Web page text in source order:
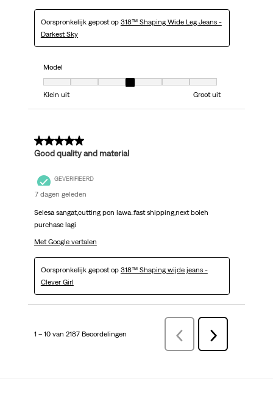
Oorspronkelijk gepost op 318™ Shaping Wide Leg Jeans -
Darkest Sky
Model
Model, 4 van 7, waarbij 1 gelijk is aan Klein uit en 7 gelijk is aan Groot uit
Klein uit
Groot uit
5 van 5 sterren.
Good quality and material
GEVERIFIEERD
7 dagen geleden
Selesa sangat,cutting pon lawa..fast shipping,next boleh
purchase lagi
Met Google vertalen
Oorspronkelijk gepost op 318™ Shaping wijde jeans -
Clever Girl
1 – 10 van 2187 Beoordelingen VorigeBeoordelingen
Volgende
Beoordelingen